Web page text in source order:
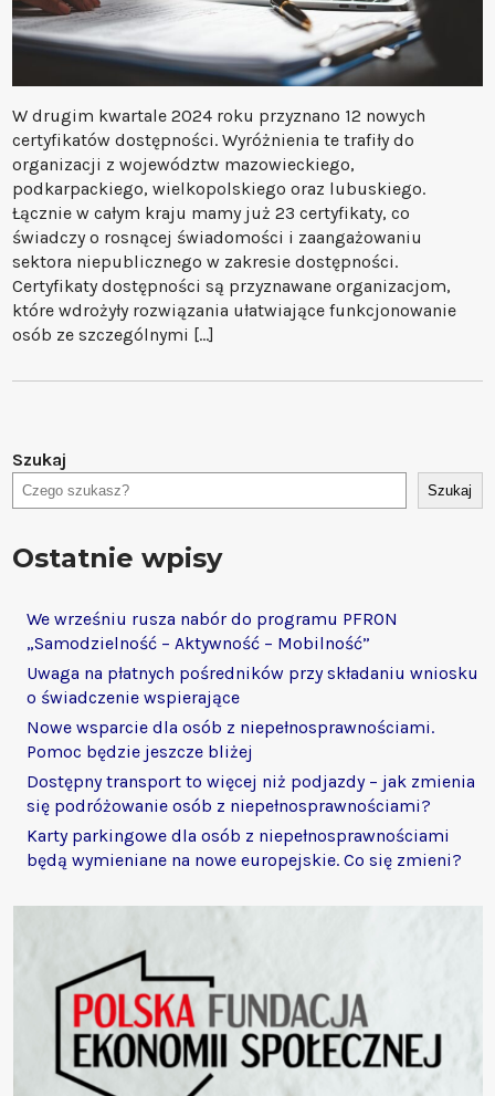
W drugim kwartale 2024 roku przyznano 12 nowych
certyfikatów dostępności. Wyróżnienia te trafiły do
organizacji z województw mazowieckiego,
podkarpackiego, wielkopolskiego oraz lubuskiego.
Łącznie w całym kraju mamy już 23 certyfikaty, co
świadczy o rosnącej świadomości i zaangażowaniu
sektora niepublicznego w zakresie dostępności.
Certyfikaty dostępności są przyznawane organizacjom,
które wdrożyły rozwiązania ułatwiające funkcjonowanie
osób ze szczególnymi […]
Szukaj
Szukaj
Ostatnie wpisy
We wrześniu rusza nabór do programu PFRON
„Samodzielność – Aktywność – Mobilność”
Uwaga na płatnych pośredników przy składaniu wniosku
o świadczenie wspierające
Nowe wsparcie dla osób z niepełnosprawnościami.
Pomoc będzie jeszcze bliżej
Dostępny transport to więcej niż podjazdy – jak zmienia
się podróżowanie osób z niepełnosprawnościami?
Karty parkingowe dla osób z niepełnosprawnościami
będą wymieniane na nowe europejskie. Co się zmieni?